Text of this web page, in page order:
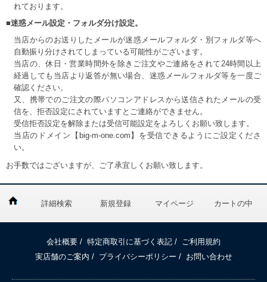
れております。
■迷惑メール設定・フォルダ分け設定。
当店からのお送りしたメールが迷惑メールフォルダ・別フォルダ等へ
自動振り分けされてしまっている可能性がございます。
当店の、休日・営業時間外を除きご注文やご連絡をされて24時間以上
経過しても当店より返答が無い場合、迷惑メールフォルダ等を一度ご
確認ください。
又、携帯でのご注文の際パソコンアドレスから送信されたメールの受
信を、拒否設定にされていますとご連絡ができません。
受信拒否設定を解除または受信可能設定をよろしくお願い致します。
当店のドメイン【big-m-one.com】を受信できるようにご設定くださ
い。
お手数ではございますが、ご了承宜しくお願い致します。
詳細検索 新規登録 マイページ カートの中
会社概要 / 特定商取引に基づく表記 / ご利用規約
実店舗のご案内 / プライバシーポリシー / お問い合わせ